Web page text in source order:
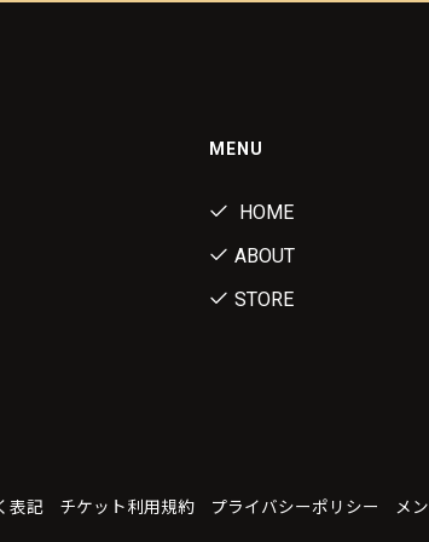
MENU
HOME
ABOUT
STORE
表記 チケット利用規約 プライバシーポリシー メ